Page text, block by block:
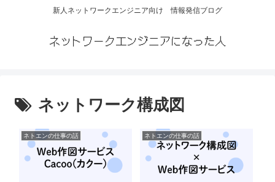
新人ネットワークエンジニア向け 情報発信ブログ
ネットワークエンジニアになった人
ネットワーク構成図
ネトエンの仕事の話 ネトエンの仕事の話